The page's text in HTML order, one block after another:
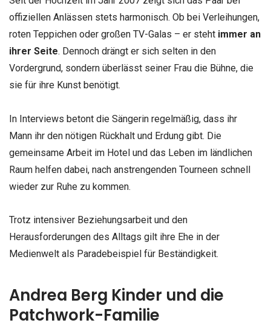
offiziellen Anlässen stets harmonisch. Ob bei Verleihungen,
roten Teppichen oder großen TV-Galas – er steht immer an
ihrer Seite. Dennoch drängt er sich selten in den
Vordergrund, sondern überlässt seiner Frau die Bühne, die
sie für ihre Kunst benötigt.
In Interviews betont die Sängerin regelmäßig, dass ihr
Mann ihr den nötigen Rückhalt und Erdung gibt. Die
gemeinsame Arbeit im Hotel und das Leben im ländlichen
Raum helfen dabei, nach anstrengenden Tourneen schnell
wieder zur Ruhe zu kommen.
Trotz intensiver Beziehungsarbeit und den
Herausforderungen des Alltags gilt ihre Ehe in der
Medienwelt als Paradebeispiel für Beständigkeit.
Andrea Berg Kinder und die
Patchwork-Familie